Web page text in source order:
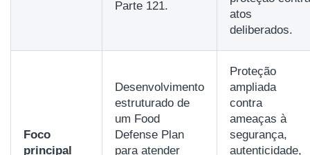
Parte 121.
atos
deliberados.
Foco
principal
Desenvolvimento
estruturado de
um Food
Defense Plan
para atender
Proteção
ampliada
contra
ameaças à
segurança,
autenticidade,